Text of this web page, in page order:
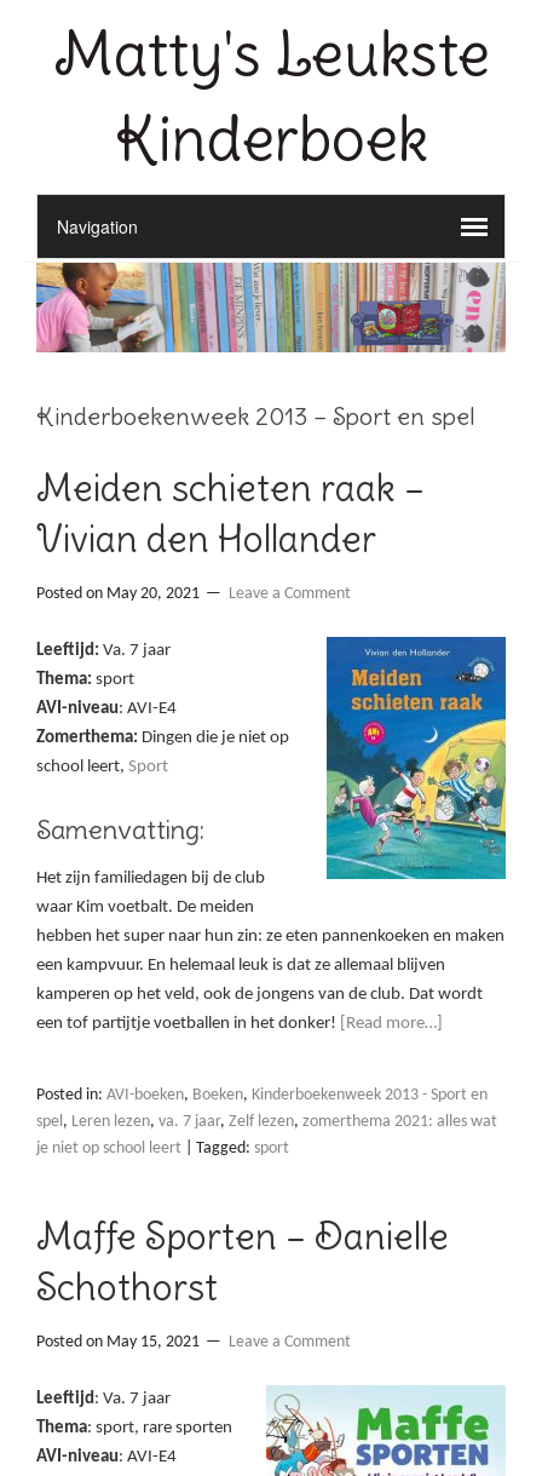
Matty's Leukste
Kinderboek
Kinderboekenweek 2013 – Sport en spel
Meiden schieten raak –
Vivian den Hollander
Posted on May 20, 2021 Leave a Comment
Leeftijd: Va. 7 jaar
Thema: sport
AVI-niveau: AVI-E4
Zomerthema: Dingen die je niet op
school leert, Sport
Samenvatting:
Het zijn familiedagen bij de club
waar Kim voetbalt. De meiden
hebben het super naar hun zin: ze eten pannenkoeken en maken
een kampvuur. En helemaal leuk is dat ze allemaal blijven
kamperen op het veld, ook de jongens van de club. Dat wordt
een tof partijtje voetballen in het donker!
[Read more…]
Posted in: AVI-boeken, Boeken, Kinderboekenweek 2013 - Sport en
spel, Leren lezen, va. 7 jaar, Zelf lezen, zomerthema 2021: alles wat
je niet op school leert
Tagged: sport
Maffe Sporten – Danielle
Schothorst
Posted on May 15, 2021 Leave a Comment
Leeftijd: Va. 7 jaar
Thema: sport, rare sporten
AVI-niveau: AVI-E4